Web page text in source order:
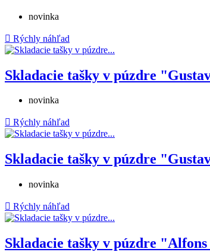
novinka
 Rýchly náhľad
Skladacie tašky v púzdre
novinka
 Rýchly náhľad
Skladacie tašky v púzdre
novinka
 Rýchly náhľad
Skladacie tašky v púzdre